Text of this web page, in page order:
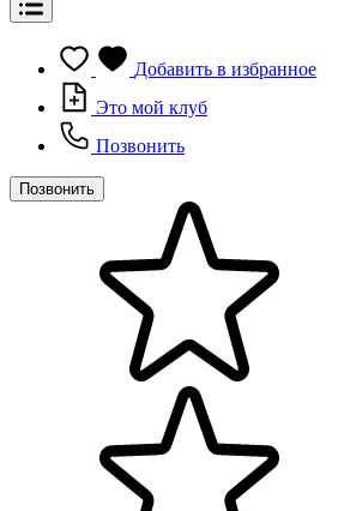
Добавить в избранное
Это мой клуб
Позвонить
Позвонить